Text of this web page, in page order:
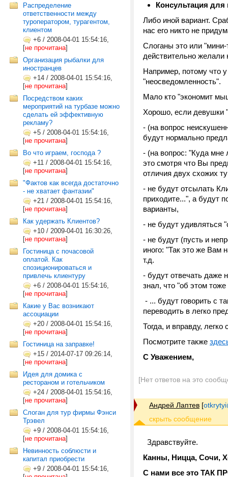
Распределение
ответственности между
туроператором, турагентом,
клиентом
+6 / 2008-04-01 15:54:16,
[не прочитана]
Организация рыбалки для
иностранцев
+14 / 2008-04-01 15:54:16,
[не прочитана]
Посредством каких
мероприятий на турбазе можно
сделать ей эффективную
рекламу?
+5 / 2008-04-01 15:54:16,
[не прочитана]
Во что играем, господа ?
+11 / 2008-04-01 15:54:16,
[не прочитана]
"Фактов как всегда достаточно
- не хватает фантазии"
+21 / 2008-04-01 15:54:16,
[не прочитана]
Как удержать Клиентов?
+10 / 2009-04-01 16:30:26,
[не прочитана]
Гостиница с почасовой
оплатой. Как
спозиционироваться и
привлечь клиентуру
+6 / 2008-04-01 15:54:16,
[не прочитана]
Какие у Вас возникают
ассоциации
+20 / 2008-04-01 15:54:16,
[не прочитана]
Гостиница на заправке!
+15 / 2014-07-17 09:26:14,
[не прочитана]
Идея для домика с
рестораном и готельчиком
+24 / 2008-04-01 15:54:16,
[не прочитана]
Слоган для тур фирмы Фэнси
Трэвел
+9 / 2008-04-01 15:54:16,
[не прочитана]
Невинность соблюсти и
капитал приобрести
+9 / 2008-04-01 15:54:16,
Консультация
Либо иной вариант.
нас его никто не
Слоганы это или
действительно желали
Например, потому что
"неосведомленность".
Мало кто "экономит
Хорошо, если девушки
- (на вопрос
будут нормально
- (на вопрос: "Куда мне
это смотря что Вы
отличия двух схожих
- не будут отсылать
приходите...", а будут
варианты,
- не будут удивляться
- не будут (пусть и
иного: "Так это же Вам
т.д.
- будут отвечать даже
знал, что "об этом
- ... будут говорить с
переводить в легко
Тогда, и вправду, легко
Посмотрите также
С Уважением,
[Нет ответов на это
Андрей Лаптев [
Здравствуйте.
Канны, Ницца, Сочи,
С нами все это ТАК